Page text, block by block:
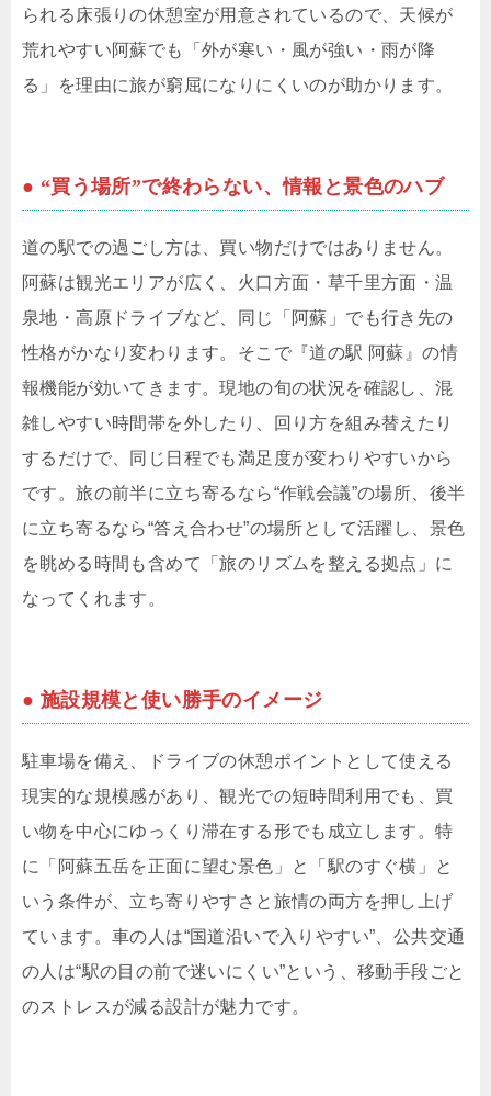
られる床張りの休憩室が用意されているので、天候が
荒れやすい阿蘇でも「外が寒い・風が強い・雨が降
る」を理由に旅が窮屈になりにくいのが助かります。
● “買う場所”で終わらない、情報と景色のハブ
道の駅での過ごし方は、買い物だけではありません。
阿蘇は観光エリアが広く、火口方面・草千里方面・温
泉地・高原ドライブなど、同じ「阿蘇」でも行き先の
性格がかなり変わります。そこで『道の駅 阿蘇』の情
報機能が効いてきます。現地の旬の状況を確認し、混
雑しやすい時間帯を外したり、回り方を組み替えたり
するだけで、同じ日程でも満足度が変わりやすいから
です。旅の前半に立ち寄るなら“作戦会議”の場所、後半
に立ち寄るなら“答え合わせ”の場所として活躍し、景色
を眺める時間も含めて「旅のリズムを整える拠点」に
なってくれます。
● 施設規模と使い勝手のイメージ
駐車場を備え、ドライブの休憩ポイントとして使える
現実的な規模感があり、観光での短時間利用でも、買
い物を中心にゆっくり滞在する形でも成立します。特
に「阿蘇五岳を正面に望む景色」と「駅のすぐ横」と
いう条件が、立ち寄りやすさと旅情の両方を押し上げ
ています。車の人は“国道沿いで入りやすい”、公共交通
の人は“駅の目の前で迷いにくい”という、移動手段ごと
のストレスが減る設計が魅力です。